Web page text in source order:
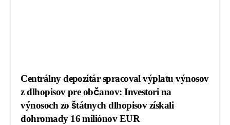
Centrálny depozitár spracoval výplatu výnosov
z dlhopisov pre občanov: Investori na
výnosoch zo štátnych dlhopisov získali
dohromady 16 miliónov EUR